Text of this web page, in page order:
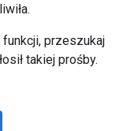
przeszukaj
takiej prośby.